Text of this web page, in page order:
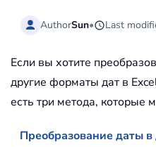
AuthorSun• Last
Если вы хотите
другие форматы дат в
есть три метода, которые
Преобразование даты